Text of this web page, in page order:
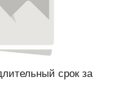
срок за